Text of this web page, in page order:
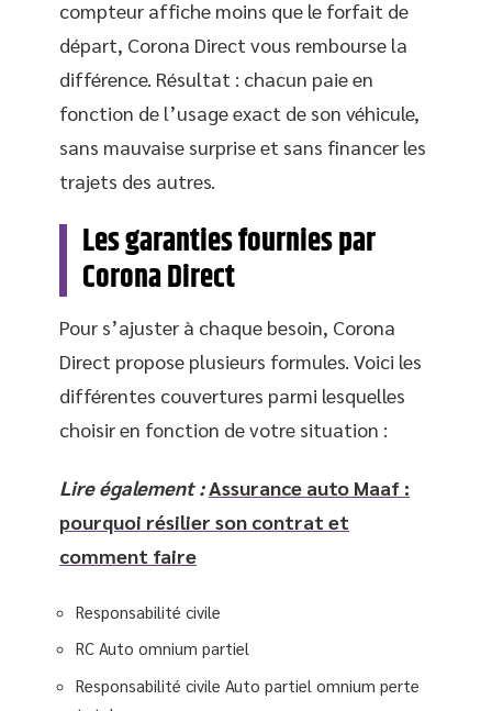
compteur affiche moins que le forfait de
départ, Corona Direct vous rembourse la
différence. Résultat : chacun paie en
fonction de l’usage exact de son véhicule,
sans mauvaise surprise et sans financer les
trajets des autres.
Les garanties fournies par
Corona Direct
Pour s’ajuster à chaque besoin, Corona
Direct propose plusieurs formules. Voici les
différentes couvertures parmi lesquelles
choisir en fonction de votre situation :
Lire également :Assurance auto Maaf :
pourquoi résilier son contrat et
comment faire
Responsabilité civile
RC Auto omnium partiel
Responsabilité civile Auto partiel omnium perte